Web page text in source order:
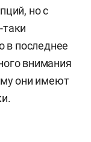
но с
в последнее
внимания
они имеют